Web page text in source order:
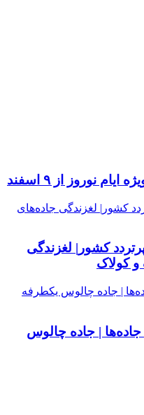
نوروز از ۹ اسفند
در ۵ مسیر پرتردد کشور| لغزندگی
و کولاک
| جاده چالوس